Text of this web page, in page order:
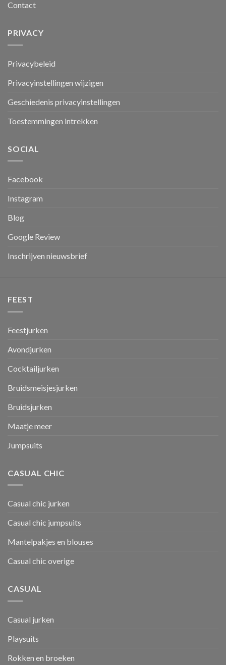
Contact
PRIVACY
Privacybeleid
Privacyinstellingen wijzigen
Geschiedenis privacyinstellingen
Toestemmingen intrekken
SOCIAL
Facebook
Instagram
Blog
Google Review
Inschrijven nieuwsbrief
FEEST
Feestjurken
Avondjurken
Cocktailjurken
Bruidsmeisjesjurken
Bruidsjurken
Maatje meer
Jumpsuits
CASUAL CHIC
Casual chic jurken
Casual chic jumpsuits
Mantelpakjes en blouses
Casual chic overige
CASUAL
Casual jurken
Playsuits
Rokken en broeken